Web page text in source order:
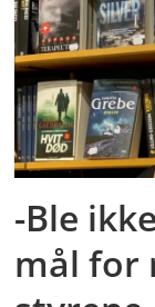
-Ble
mål for